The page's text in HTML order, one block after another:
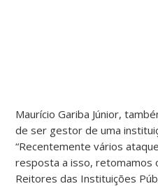
Maurício Gariba Júnior,
de ser gestor de uma
“Recentemente vários
resposta a isso, retomamos
Reitores das Instituições